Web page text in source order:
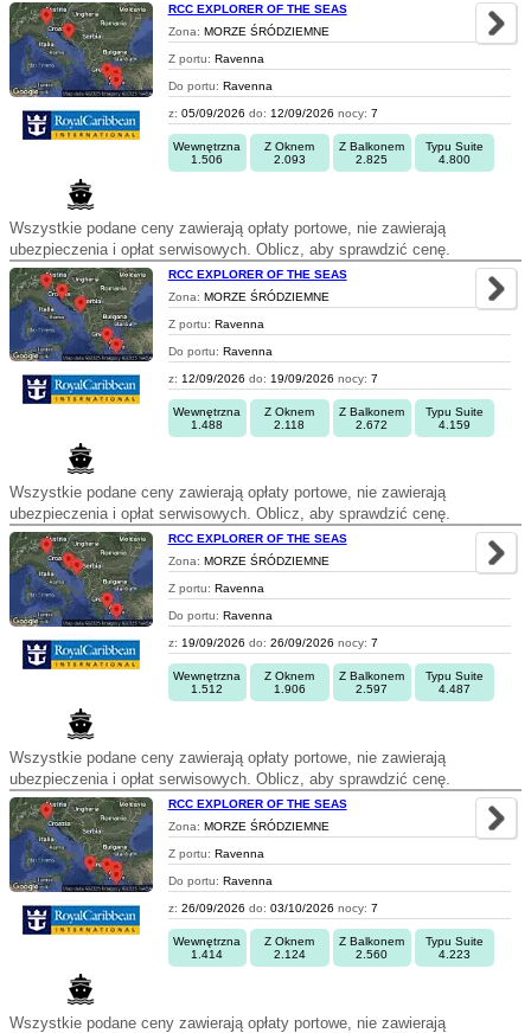
RCC EXPLORER OF THE SEAS
Zona: MORZE ŚRÓDZIEMNE
Z portu: Ravenna
Do portu: Ravenna
z: 05/09/2026 do: 12/09/2026 nocy: 7
Wewnętrzna
1.506
Z Oknem
2.093
Z Balkonem
2.825
Typu Suite
4.800
Wszystkie podane ceny zawierają opłaty portowe, nie zawierają
ubezpieczenia i opłat serwisowych. Oblicz, aby sprawdzić cenę.
RCC EXPLORER OF THE SEAS
Zona: MORZE ŚRÓDZIEMNE
Z portu: Ravenna
Do portu: Ravenna
z: 12/09/2026 do: 19/09/2026 nocy: 7
Wewnętrzna
1.488
Z Oknem
2.118
Z Balkonem
2.672
Typu Suite
4.159
Wszystkie podane ceny zawierają opłaty portowe, nie zawierają
ubezpieczenia i opłat serwisowych. Oblicz, aby sprawdzić cenę.
RCC EXPLORER OF THE SEAS
Zona: MORZE ŚRÓDZIEMNE
Z portu: Ravenna
Do portu: Ravenna
z: 19/09/2026 do: 26/09/2026 nocy: 7
Wewnętrzna
1.512
Z Oknem
1.906
Z Balkonem
2.597
Typu Suite
4.487
Wszystkie podane ceny zawierają opłaty portowe, nie zawierają
ubezpieczenia i opłat serwisowych. Oblicz, aby sprawdzić cenę.
RCC EXPLORER OF THE SEAS
Zona: MORZE ŚRÓDZIEMNE
Z portu: Ravenna
Do portu: Ravenna
z: 26/09/2026 do: 03/10/2026 nocy: 7
Wewnętrzna
1.414
Z Oknem
2.124
Z Balkonem
2.560
Typu Suite
4.223
Wszystkie podane ceny zawierają opłaty portowe, nie zawierają